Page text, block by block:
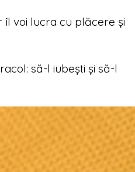
îl voi lucra cu plăcere și
să-l iubești și să-l